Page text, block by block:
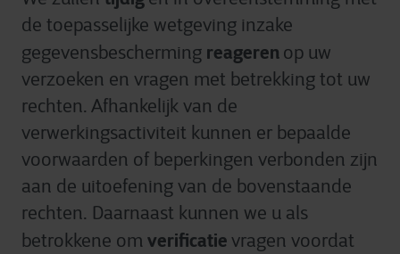
de toepasselijke wetgeving inzake
gegevensbescherming reageren op uw
verzoeken en vragen met betrekking tot uw
rechten. Afhankelijk van de
verwerkingsactiviteit kunnen er bepaalde
voorwaarden of beperkingen verbonden zijn
aan de uitoefening van de bovenstaande
rechten. Daarnaast kunnen we u als
betrokkene om verificatie vragen voordat